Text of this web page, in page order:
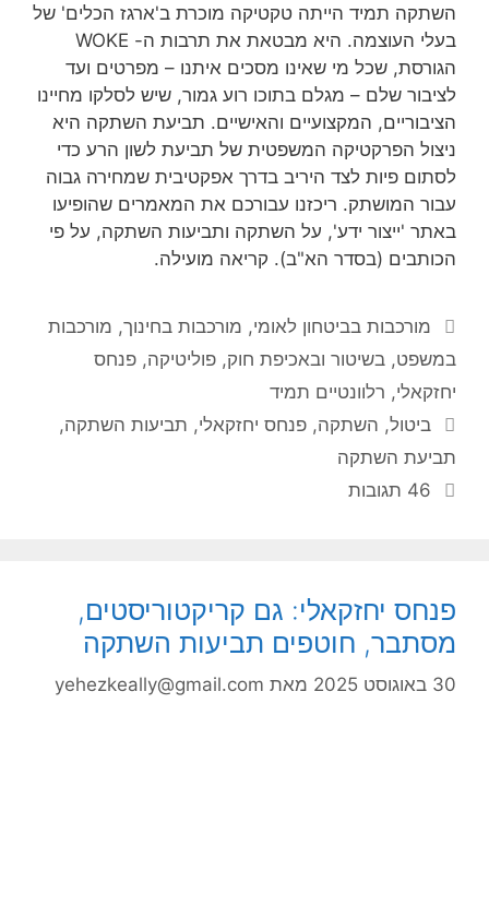
השתקה תמיד הייתה טקטיקה מוכרת ב'ארגז הכלים' של
בעלי העוצמה. היא מבטאת את תרבות ה- WOKE
הגורסת, שכל מי שאינו מסכים איתנו – מפרטים ועד
לציבור שלם – מגלם בתוכו רוע גמור, שיש לסלקו מחיינו
הציבוריים, המקצועיים והאישיים. תביעת השתקה היא
ניצול הפרקטיקה המשפטית של תביעת לשון הרע כדי
לסתום פיות לצד היריב בדרך אפקטיבית שמחירה גבוה
עבור המושתק. ריכזנו עבורכם את המאמרים שהופיעו
באתר 'ייצור ידע', על השתקה ותביעות השתקה, על פי
הכותבים (בסדר הא"ב). קריאה מועילה.
קטגוריות
מורכבות בביטחון לאומי, מורכבות בחינוך, מורכבות
במשפט, בשיטור ובאכיפת חוק, פוליטיקה, פנחס
יחזקאלי, רלוונטיים תמיד
תגיות
ביטול, השתקה,פנחס יחזקאלי, תביעות השתקה,
תביעת השתקה
46 תגובות
פנחס יחזקאלי: גם קריקטוריסטים,
מסתבר, חוטפים תביעות השתקה
30 באוגוסט 2025 מאת yehezkeally@gmail.com